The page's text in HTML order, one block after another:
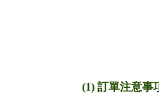
(1) 訂單注意事